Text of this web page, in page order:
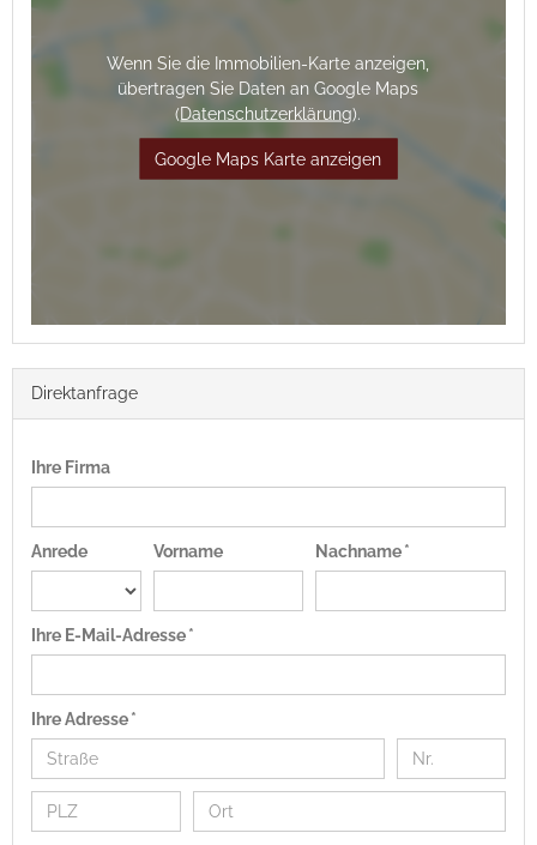
Wenn Sie die Immobilien-Karte anzeigen,
übertragen Sie Daten an Google Maps
(Datenschutzerklärung).
Google Maps Karte anzeigen
Direktanfrage
Ihre Firma
Anrede Vorname Nachname *
Ihre E-Mail-Adresse *
Ihre Adresse *